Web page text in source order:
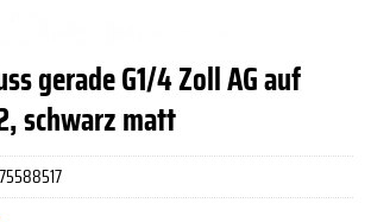
gerade G1/4 Zoll AG auf
schwarz matt